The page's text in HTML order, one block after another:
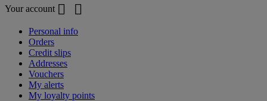
Your account  
Personal info
Orders
Credit slips
Addresses
Vouchers
My alerts
My loyalty points